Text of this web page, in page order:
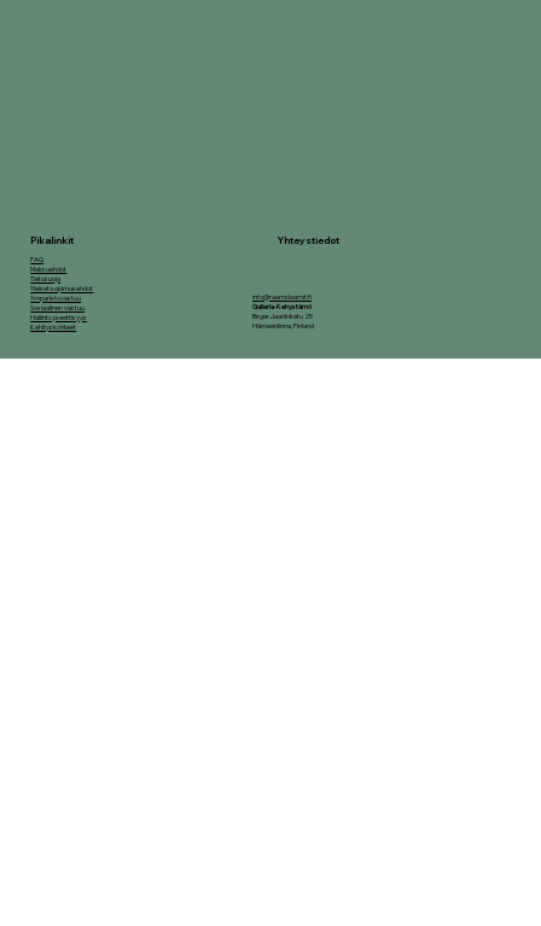
FAQ
Maksuehdot
Tietosuoja
Yleiset sopimusehdot
Ymparistovastuu
Sosiaalinen vastuu
Hallinto ja eettisyys
Kehityskohteet
Pikalinkit Yhteystiedot
info@raamidaamit.fi
Galleria-Kehystämö
Birger Jaarlinkatu 25
Hämeenlinna, Finland